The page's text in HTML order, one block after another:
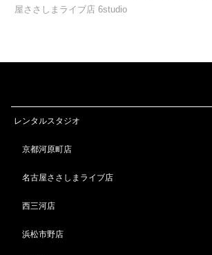
屋ささしまライブ店 6studio
レンタルスタジオ
京都河原町店
名古屋ささしまライブ店
西三河店
浜松市野店